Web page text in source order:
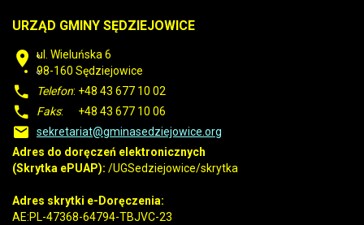
URZĄD GMINY SĘDZIEJOWICE
ul. Wieluńska 6
98-160 Sędziejowice
Telefon: +48 43 677 10 02
Faks: +48 43 677 10 06
sekretariat@gminasedziejowice.org
Adres do doręczeń elektronicznych
(Skrytka ePUAP): /UGSedziejowice/skrytka
Adres skrytki e-Doręczenia:
AE:PL-47368-64794-TBJVC-23